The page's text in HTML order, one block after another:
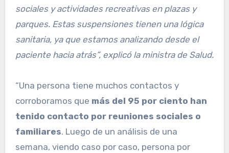
sociales y actividades recreativas en plazas y
parques. Estas suspensiones tienen una lógica
sanitaria, ya que estamos analizando desde el
paciente hacia atrás”, explicó la ministra de Salud.
“Una persona tiene muchos contactos y
corroboramos que más del 95 por ciento han
tenido contacto por reuniones sociales o
familiares. Luego de un análisis de una
semana, viendo caso por caso, persona por